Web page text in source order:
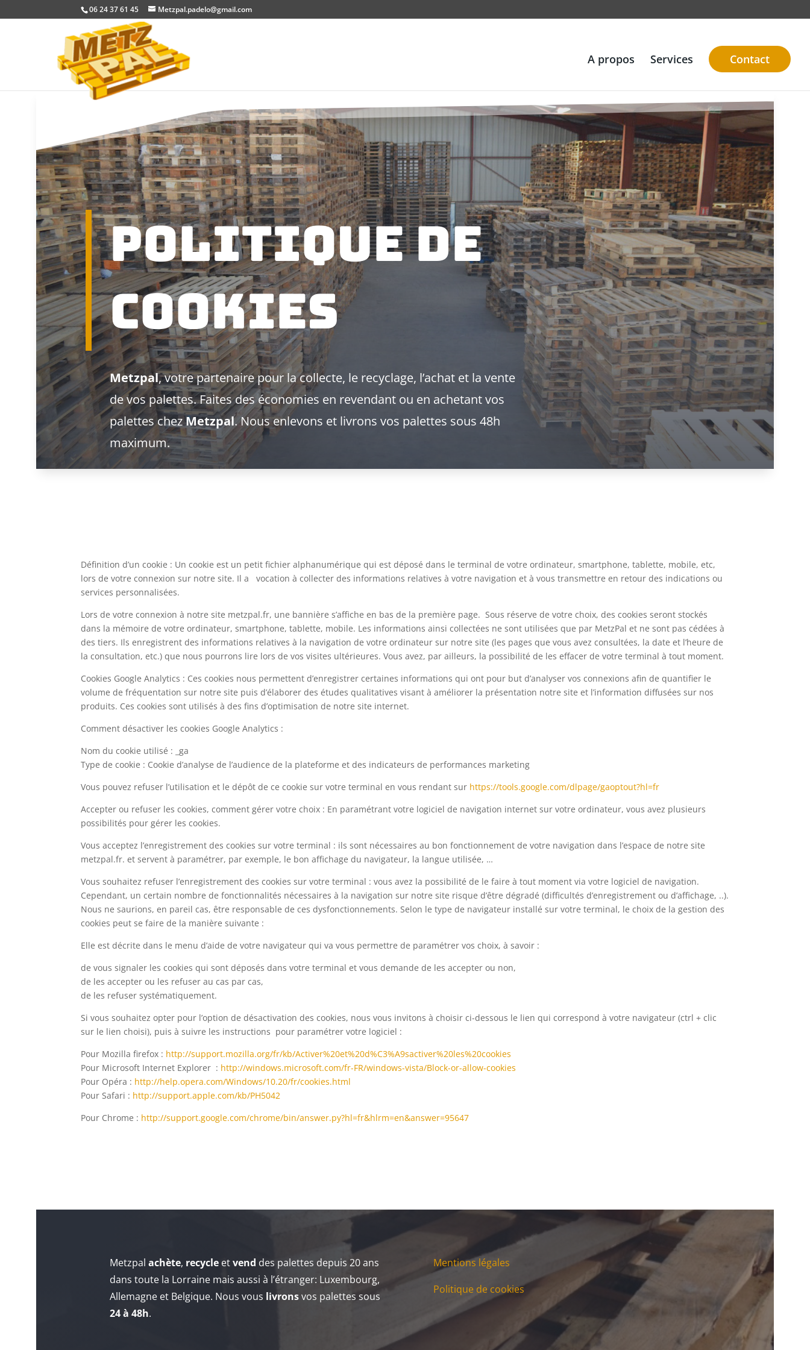
06 24 37 61 45 Metzpal.padelo@gmail.com
A propos Services Contact
Politique de
Cookies
Metzpal, votre partenaire pour la collecte, le recyclage, l’achat et la vente
de vos palettes. Faites des économies en revendant ou en achetant vos
palettes chezMetzpal. Nous enlevons et livrons vos palettes sous 48h
maximum.
Définition d’un cookie : Un cookie est un petit fichier alphanumérique qui est déposé dans le terminal de votre ordinateur, smartphone, tablette, mobile, etc,
lors de votre connexion sur notre site. Il a vocation à collecter des informations relatives à votre navigation et à vous transmettre en retour des indications ou
services personnalisées.
Lors de votre connexion à notre site metzpal.fr, une bannière s’affiche en bas de la première page. Sous réserve de votre choix, des cookies seront stockés
dans la mémoire de votre ordinateur, smartphone, tablette, mobile. Les informations ainsi collectées ne sont utilisées que par MetzPal et ne sont pas cédées à
des tiers. Ils enregistrent des informations relatives à la navigation de votre ordinateur sur notre site (les pages que vous avez consultées, la date et l’heure de
la consultation, etc.) que nous pourrons lire lors de vos visites ultérieures. Vous avez, par ailleurs, la possibilité de les effacer de votre terminal à tout moment.
Cookies Google Analytics : Ces cookies nous permettent d’enregistrer certaines informations qui ont pour but d’analyser vos connexions afin de quantifier le
volume de fréquentation sur notre site puis d’élaborer des études qualitatives visant à améliorer la présentation notre site et l’information diffusées sur nos
produits. Ces cookies sont utilisés à des fins d’optimisation de notre site internet.
Comment désactiver les cookies Google Analytics :
Nom du cookie utilisé : _ga
Type de cookie : Cookie d’analyse de l’audience de la plateforme et des indicateurs de performances marketing
Vous pouvez refuser l’utilisation et le dépôt de ce cookie sur votre terminal en vous rendant sur https://tools.google.com/dlpage/gaoptout?hl=fr
Accepter ou refuser les cookies, comment gérer votre choix : En paramétrant votre logiciel de navigation internet sur votre ordinateur, vous avez plusieurs
possibilités pour gérer les cookies.
Vous acceptez l’enregistrement des cookies sur votre terminal : ils sont nécessaires au bon fonctionnement de votre navigation dans l’espace de notre site
metzpal.fr. et servent à paramétrer, par exemple, le bon affichage du navigateur, la langue utilisée, …
Vous souhaitez refuser l’enregistrement des cookies sur votre terminal : vous avez la possibilité de le faire à tout moment via votre logiciel de navigation.
Cependant, un certain nombre de fonctionnalités nécessaires à la navigation sur notre site risque d’être dégradé (difficultés d’enregistrement ou d’affichage, ..).
Nous ne saurions, en pareil cas, être responsable de ces dysfonctionnements. Selon le type de navigateur installé sur votre terminal, le choix de la gestion des
cookies peut se faire de la manière suivante :
Elle est décrite dans le menu d’aide de votre navigateur qui va vous permettre de paramétrer vos choix, à savoir :
de vous signaler les cookies qui sont déposés dans votre terminal et vous demande de les accepter ou non,
de les accepter ou les refuser au cas par cas,
de les refuser systématiquement.
Si vous souhaitez opter pour l’option de désactivation des cookies, nous vous invitons à choisir ci-dessous le lien qui correspond à votre navigateur (ctrl + clic
sur le lien choisi), puis à suivre les instructions pour paramétrer votre logiciel :
Pour Mozilla firefox : http://support.mozilla.org/fr/kb/Activer%20et%20d%C3%A9sactiver%20les%20cookies
Pour Microsoft Internet Explorer : http://windows.microsoft.com/fr-FR/windows-vista/Block-or-allow-cookies
Pour Opéra : http://help.opera.com/Windows/10.20/fr/cookies.html
Pour Safari : http://support.apple.com/kb/PH5042
Pour Chrome : http://support.google.com/chrome/bin/answer.py?hl=fr&hlrm=en&answer=95647
Metzpalachète, recycle etvend des palettes depuis 20 ans
dans toute la Lorraine mais aussi à l’étranger: Luxembourg,
Allemagne et Belgique. Nous vous livronsvos palettes sous
24 à 48h.
Mentions légales
Politique de cookies